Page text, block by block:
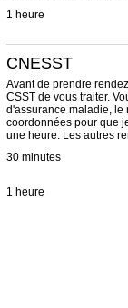
1 heure
CNESST
Avant de prendre
CSST de vous traiter.
d'assurance maladie, le
coordonnées pour que
une heure. Les autres
30 minutes
1 heure